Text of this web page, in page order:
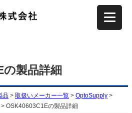
の製品詳細
品 > 取扱いメーカー一覧 > OptoSupply >
> OSK40603C1Eの製品詳細